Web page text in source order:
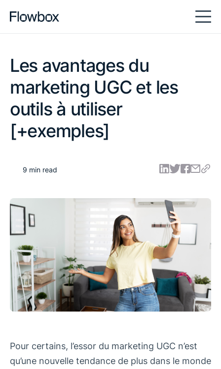
Les avantages du
marketing UGC et les
outils à utiliser
[+exemples]
9 min read
Pour certains, l’essor du marketing UGC n’est
qu’une nouvelle tendance de plus dans le monde